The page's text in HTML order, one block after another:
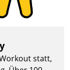
statt,